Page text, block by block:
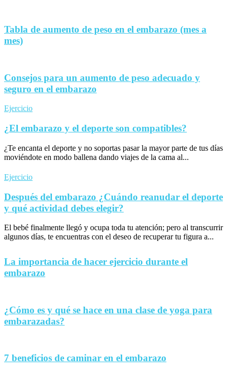
Tabla de aumento de peso en el embarazo (mes a
mes)
Consejos para un aumento de peso adecuado y
seguro en el embarazo
Ejercicio
¿El embarazo y el deporte son compatibles?
¿Te encanta el deporte y no soportas pasar la mayor parte de tus días
moviéndote en modo ballena dando viajes de la cama al...
Ejercicio
Después del embarazo ¿Cuándo reanudar el deporte
y qué actividad debes elegir?
El bebé finalmente llegó y ocupa toda tu atención; pero al transcurrir
algunos días, te encuentras con el deseo de recuperar tu figura a...
La importancia de hacer ejercicio durante el
embarazo
¿Cómo es y qué se hace en una clase de yoga para
embarazadas?
7 beneficios de caminar en el embarazo